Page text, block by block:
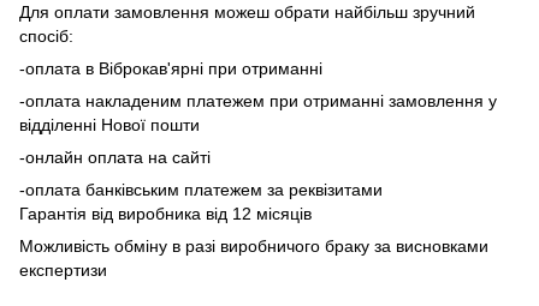
Для оплати замовлення можеш обрати найбільш зручний
спосіб:
-оплата в Віброкав'ярні при отриманні
-оплата накладеним платежем при отриманні замовлення у
відділенні Нової пошти
-онлайн оплата на сайті
-оплата банківським платежем за реквізитами
Гарантія від виробника від 12 місяців
Можливість обміну в разі виробничого браку за висновками
експертизи